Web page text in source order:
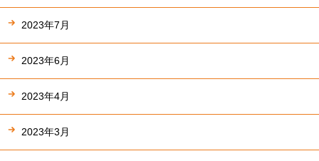
2023年7月
2023年6月
2023年4月
2023年3月